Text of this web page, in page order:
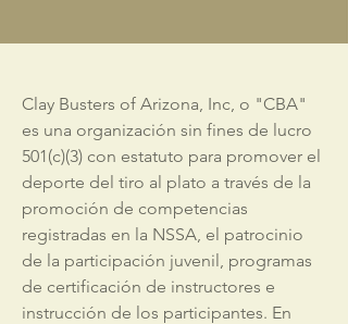
Clay Busters of Arizona, Inc, o "CBA"
es una organización sin fines de lucro
501(c)(3) con estatuto para promover el
deporte del tiro al plato a través de la
promoción de competencias
registradas en la NSSA, el patrocinio
de la participación juvenil, programas
de certificación de instructores e
instrucción de los participantes. En